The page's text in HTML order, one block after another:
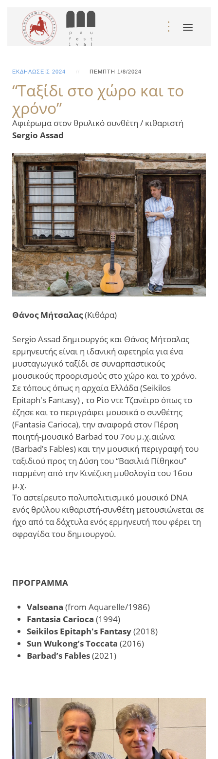
ΕΚΔΗΛΏΣΕΙΣ 2024 ΠΈΜΠΤΗ 1/8/2024
“Ταξίδι στο χώρο και το
χρόνο”
Αφιέρωμα στoν θρυλικό συνθέτη / κιθαριστή
Sergio Assad
Θάνος Μήτσαλας(Κιθάρα)
Sergio Assad δημιουργός και Θάνος Μήτσαλας
ερμηνευτής είναι η ιδανική αφετηρία για ένα
μυσταγωγικό ταξίδι σε συναρπαστικούς
μουσικούς προορισμούς στο χώρο και το χρόνο.
Σε τόπους όπως η αρχαία Ελλάδα (Seikilos
Epitaph's Fantasy) , το Ρίο ντε Τζανέιρο όπως το
έζησε και το περιγράφει μουσικά ο συνθέτης
(Fantasia Carioca), την αναφορά στον Πέρση
ποιητή-μουσικό Barbad του 7ου μ.χ.αιώνα
(Barbad’s Fables) και την μουσική περιγραφή του
ταξιδιού προς τη Δύση του “Βασιλιά Πίθηκου”
παρμένη από την Κινέζικη μυθολογία του 16ου
μ.χ.
Το αστείρευτο πολυπολιτισμικό μουσικό DNA
ενός θρύλου κιθαριστή-συνθέτη μετουσιώνεται σε
ήχο από τα δάχτυλα ενός ερμηνευτή που φέρει τη
σφραγίδα του δημιουργού.
ΠΡΟΓΡΑΜΜΑ
Valseana (from Aquarelle/1986)
Fantasia Carioca (1994)
Seikilos Epitaph's Fantasy(2018)
Sun Wukong’s Toccata (2016)
Barbad’s Fables(2021)